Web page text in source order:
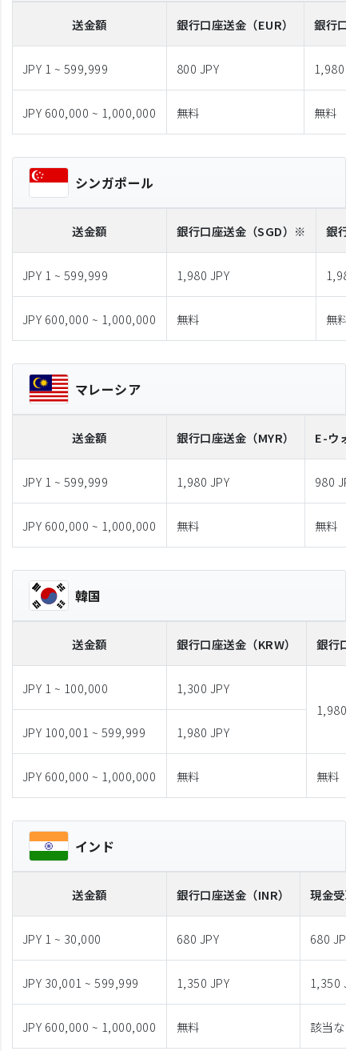
送金額 銀行口座送金 （EUR） 銀行口
JPY 1 ~ 599,999 800 JPY 1,980
JPY 600,000 ~ 1,000,000 無料 無料
シンガポール
送金額 銀行口座送金 （SGD）※ 銀行
JPY 1 ~ 599,999 1,980 JPY
JPY 600,000 ~ 1,000,000 無料 無料
マレーシア
送金額 銀行口座送金 （MYR） E-ウォ
JPY 1 ~ 599,999 1,980 JPY 980 JPY
JPY 600,000 ~ 1,000,000 無料 無料
韓国
送金額 銀行口座送金 （KRW） 銀行口
JPY 1 ~ 100,000
1,300 JPY
1,980
JPY 100,001 ~ 599,999
1,980 JPY
JPY 600,000 ~ 1,000,000 無料 無料
インド
送金額 銀行口座送金 （INR） 現金受取
JPY 1 ~ 30,000 680 JPY 680 JPY
JPY 30,001 ~ 599,999 1,350 JPY 1,350
JPY 600,000 ~ 1,000,000 無料 該当なし